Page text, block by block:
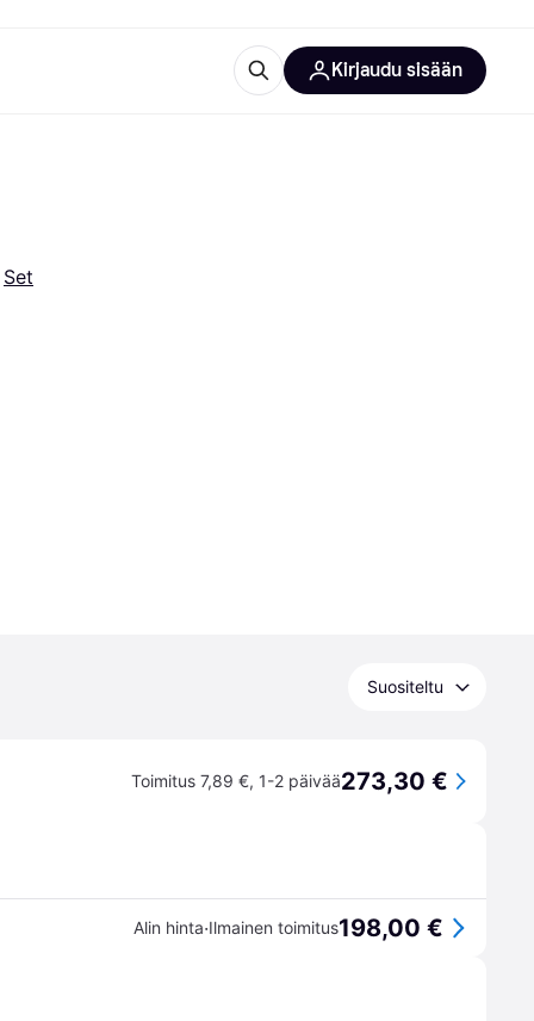
Kirjaudu sisään
Set
Suositeltu
Toimitus 7,89 €, 1-2 päivää273,30 €
Alin hinta·Ilmainen toimitus198,00 €